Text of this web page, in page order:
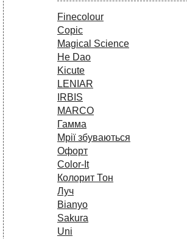
Finecolour
Copic
Magical Science
He Dao
Kicute
LENIAR
IRBIS
MARCO
Гамма
Мрії збуваються
Офорт
Сolor-It
Колорит Тон
Луч
Bianyo
Sakura
Uni